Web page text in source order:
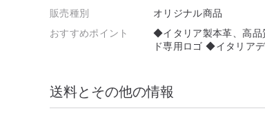
販売種別
オリジナル商品
おすすめポイント
◆イタリア製本革、高
ド専用ロゴ ◆イタリア
送料とその他の情報